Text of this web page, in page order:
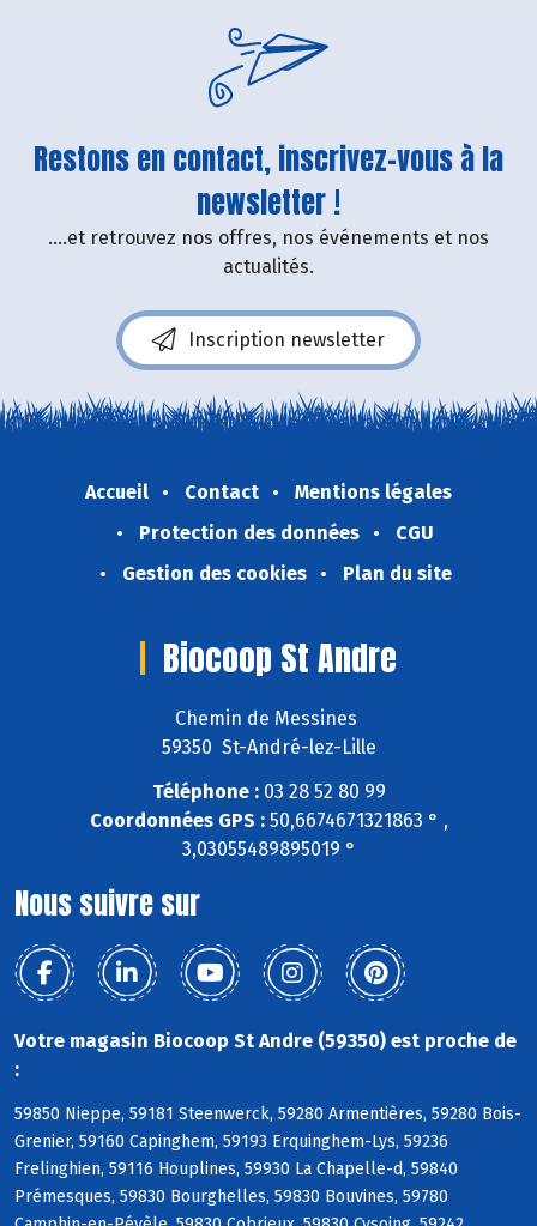
Restons en contact, inscrivez-vous à la
newsletter !
....et retrouvez nos offres, nos événements et nos
actualités.
Inscription newsletter
Accueil Contact
Mentions légales
Protection des données
CGU
Gestion des cookies
Plan du site
Biocoop St Andre
Chemin de Messines
59350 St-André-lez-Lille
Téléphone :03 28 52 80 99
Coordonnées GPS :50,6674671321863 ° ,
3,03055489895019 °
Nous suivre sur
Votre magasin Biocoop St Andre (59350) est proche de
:
59850 Nieppe, 59181 Steenwerck, 59280 Armentières, 59280 Bois-
Grenier, 59160 Capinghem, 59193 Erquinghem-Lys, 59236
Frelinghien, 59116 Houplines, 59930 La Chapelle-d, 59840
Prémesques, 59830 Bourghelles, 59830 Bouvines, 59780